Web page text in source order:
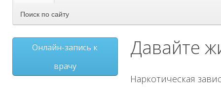
Поиск по сайту
Давайте
Наркотическая
Онлайн-запись к
врачу